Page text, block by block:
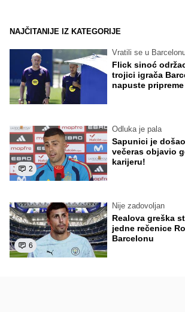
NAJČITANIJE IZ KATEGORIJE
Vratili se u
Flick sinoć
trojici igrača
napuste pripreme
2
Odluka je pala
Sapunici je
večeras objavio
karijeru!
6
Nije zadovoljan
Realova greška
jedne rečenice
Barcelonu